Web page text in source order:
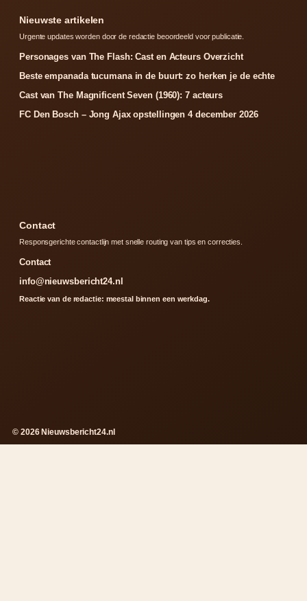
Nieuwste artikelen
Urgente updates worden door de redactie beoordeeld voor publicatie.
Personages van The Flash: Cast en Acteurs Overzicht
Beste empanada tucumana in de buurt: zo herken je de echte
Cast van The Magnificent Seven (1960): 7 acteurs
FC Den Bosch – Jong Ajax opstellingen 4 december 2026
Contact
Responsgerichte contactlijn met snelle routing van tips en correcties.
Contact
info@nieuwsbericht24.nl
Reactie van de redactie: meestal binnen een werkdag.
© 2026 Nieuwsbericht24.nl